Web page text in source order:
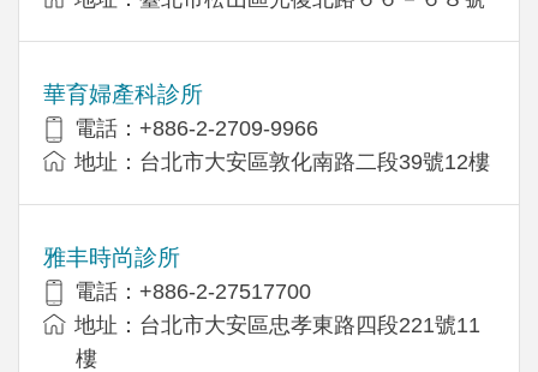
華育婦產科診所
電話：+886-2-2709-9966
地址：台北市大安區敦化南路二段39號12樓
雅丰時尚診所
電話：+886-2-27517700
地址：台北市大安區忠孝東路四段221號11
樓